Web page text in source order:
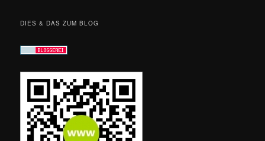
DIES & DAS ZUM BLOG